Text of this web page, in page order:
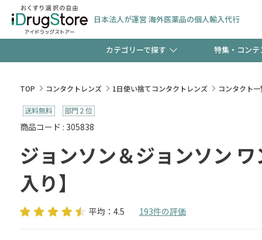
日本法人が運営 海外医薬品の個人輸入代行
カテゴリーで探す
検査キット ペッ
特集・コンテ
【週末限定】新規会員
極冷メントールで、夏
ト！
TOP コンタクトレンズ 1日使い捨てコンタクトレンズ コンタクト一
商品コード : 305838
ジョンソン＆ジョンソン
入り】
平均：4.5 193件の評価